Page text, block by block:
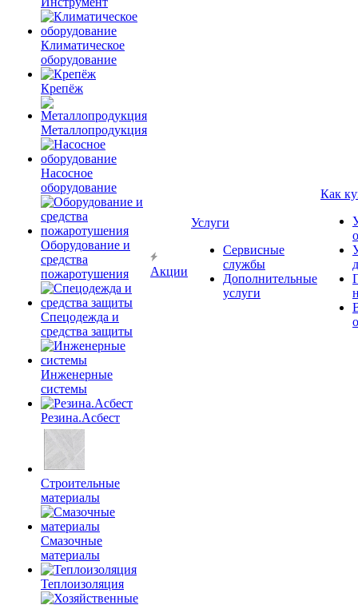
Климатическое
оборудование
Крепёж
Металлопродукция
Насосное
оборудование
Оборудование и
средства
пожаротушения
Спецодежда и
средства защиты
Инженерные
системы
Резина.Асбест
Строительные
материалы
Смазочные
материалы
Теплоизоляция
Акции
Услуги
Сервисные
службы
Дополнительные
услуги
Как